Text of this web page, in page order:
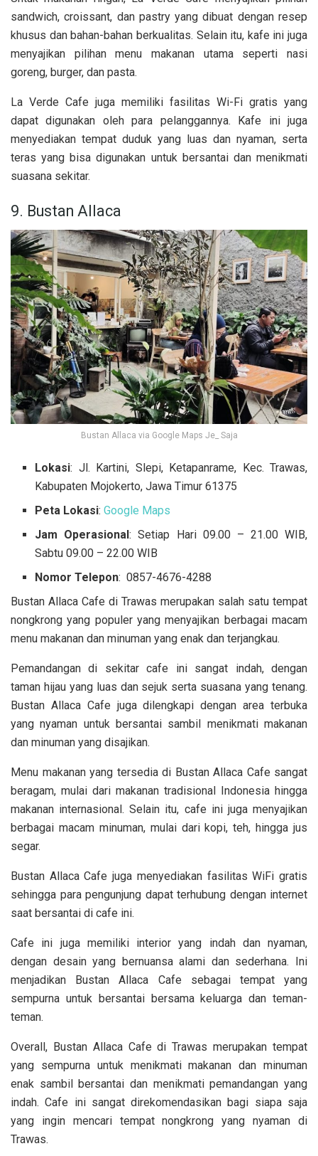
sandwich, croissant, dan pastry yang dibuat dengan resep
khusus dan bahan-bahan berkualitas. Selain itu, kafe ini juga
menyajikan pilihan menu makanan utama seperti nasi
goreng, burger, dan pasta.
La Verde Cafe juga memiliki fasilitas Wi-Fi gratis yang
dapat digunakan oleh para pelanggannya. Kafe ini juga
menyediakan tempat duduk yang luas dan nyaman, serta
teras yang bisa digunakan untuk bersantai dan menikmati
suasana sekitar.
9. Bustan Allaca
Bustan Allaca via Google Maps Je_ Saja
Lokasi: Jl. Kartini, Slepi, Ketapanrame, Kec. Trawas,
Kabupaten Mojokerto, Jawa Timur 61375
Peta Lokasi:Google Maps
Jam Operasional: Setiap Hari 09.00 – 21.00 WIB,
Sabtu 09.00 – 22.00 WIB
Nomor Telepon: 0857-4676-4288
Bustan Allaca Cafe di Trawas merupakan salah satu tempat
nongkrong yang populer yang menyajikan berbagai macam
menu makanan dan minuman yang enak dan terjangkau.
Pemandangan di sekitar cafe ini sangat indah, dengan
taman hijau yang luas dan sejuk serta suasana yang tenang.
Bustan Allaca Cafe juga dilengkapi dengan area terbuka
yang nyaman untuk bersantai sambil menikmati makanan
dan minuman yang disajikan.
Menu makanan yang tersedia di Bustan Allaca Cafe sangat
beragam, mulai dari makanan tradisional Indonesia hingga
makanan internasional. Selain itu, cafe ini juga menyajikan
berbagai macam minuman, mulai dari kopi, teh, hingga jus
segar.
Bustan Allaca Cafe juga menyediakan fasilitas WiFi gratis
sehingga para pengunjung dapat terhubung dengan internet
saat bersantai di cafe ini.
Cafe ini juga memiliki interior yang indah dan nyaman,
dengan desain yang bernuansa alami dan sederhana. Ini
menjadikan Bustan Allaca Cafe sebagai tempat yang
sempurna untuk bersantai bersama keluarga dan teman-
teman.
Overall, Bustan Allaca Cafe di Trawas merupakan tempat
yang sempurna untuk menikmati makanan dan minuman
enak sambil bersantai dan menikmati pemandangan yang
indah. Cafe ini sangat direkomendasikan bagi siapa saja
yang ingin mencari tempat nongkrong yang nyaman di
Trawas.